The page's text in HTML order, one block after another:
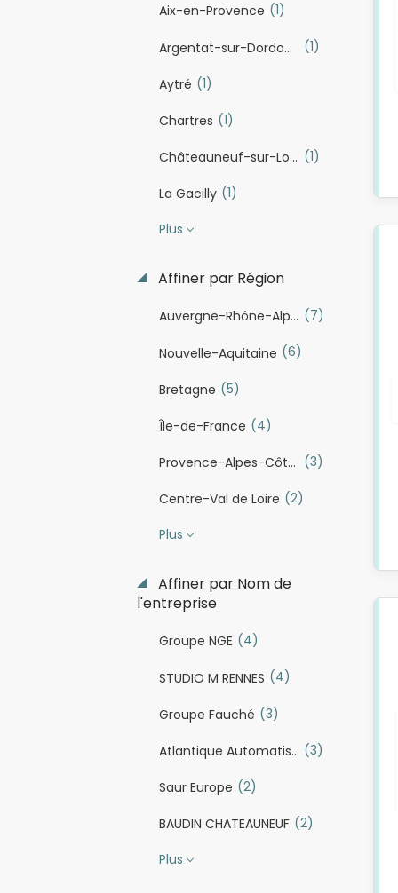
Aix-en-Provence (1)
Argentat-sur-Dordogne (1)
Aytré (1)
Chartres (1)
Châteauneuf-sur-Loire (1)
La Gacilly (1)
Plus
Affiner par Région
Auvergne-Rhône-Alpes (7)
Nouvelle-Aquitaine (6)
Bretagne (5)
Île-de-France (4)
Provence-Alpes-Côte d'Azur (3)
Centre-Val de Loire (2)
Plus
Affiner par Nom de
l'entreprise
Groupe NGE (4)
STUDIO M RENNES (4)
Groupe Fauché (3)
Atlantique Automatismes Incendie (3)
Saur Europe (2)
BAUDIN CHATEAUNEUF (2)
Plus